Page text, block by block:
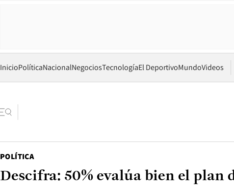
InicioPolíticaNacionalNegociosTecnologíaEl DeportivoMundoVideos
POLÍTICA
Descifra: 50% evalúa bien el plan